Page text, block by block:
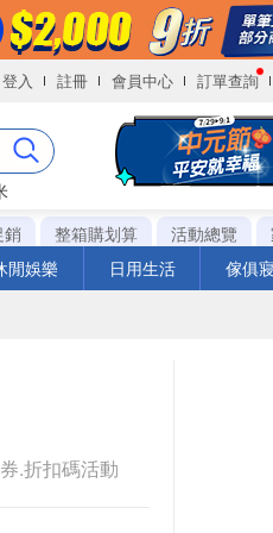
登入 註冊 會員中心 訂單查詢
銷
整箱購划算 活動總覽
閒娛樂
日用生活 傢俱
.折扣碼活動